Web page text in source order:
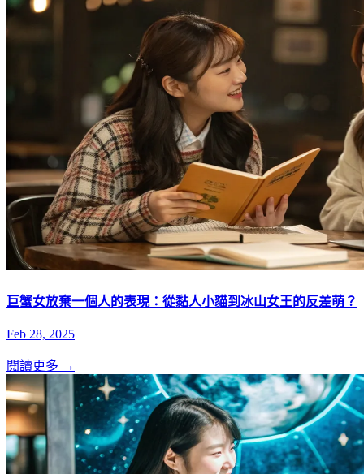
巨蟹女放棄一個人的表現：從黏人小貓到冰山女王的反差萌？
Feb 28, 2025
閱讀更多 →